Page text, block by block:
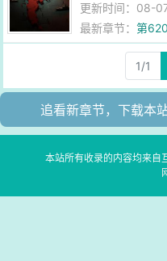
更新时间：08-
最新章节：第
1/1
追看新章节，下载本
本站所有收录的内容均来自